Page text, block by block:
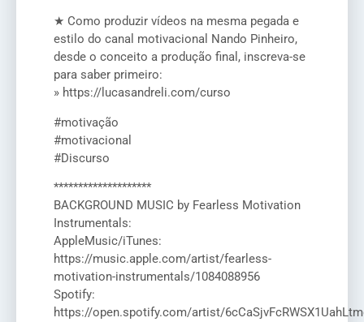
★ Como produzir vídeos na mesma pegada e
estilo do canal motivacional Nando Pinheiro,
desde o conceito a produção final, inscreva-se
para saber primeiro:
» https://lucasandreli.com/curso
#motivação
#motivacional
#Discurso
********************
BACKGROUND MUSIC by Fearless Motivation
Instrumentals:
AppleMusic/iTunes:
https://music.apple.com/artist/fearless-
motivation-instrumentals/1084088956
Spotify:
https://open.spotify.com/artist/